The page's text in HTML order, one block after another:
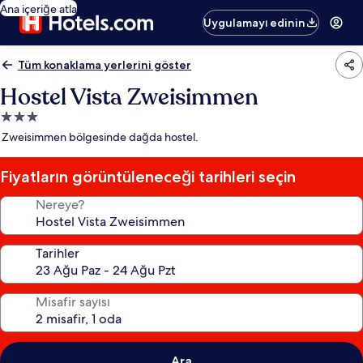
Ana içeriğe atla
Uygulamayı edinin
Tüm konaklama yerlerini göster
Hostel Vista Zweisimmen
3.0
yıldızlı
yeri
Zweisimmen bölgesinde dağda hostel.
Fiyatların görüntüleneceği tarihleri seçin
Nereye?
Tarihler
Misafir sayısı